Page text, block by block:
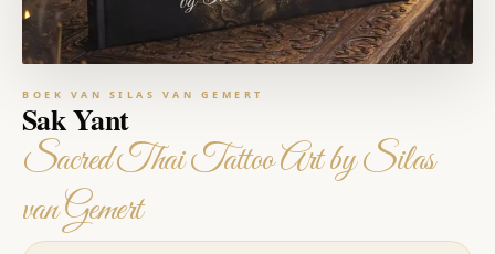
BOEK VAN SILAS VAN GEMERT
Sak Yant
Sacred Thai Tattoo Art by Silas
van Gemert